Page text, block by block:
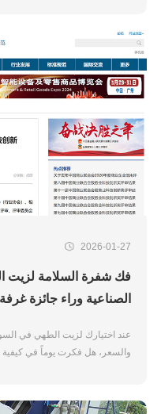
2026-01-27
فك شفرة السلامة لزيت
الصناعية وراء جائزة
عند اختيارك لزيت الطهي في
والسعر، هل فكرت يوماً في كيفية